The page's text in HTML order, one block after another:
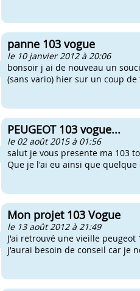
panne 103 vogue
le 10 janvier 2012 à 20:06
bonsoir j ai de nouveau un
(sans vario) hier sur un coup
PEUGEOT 103 vogue...
le 02 août 2015 à 01:56
salut je vous presente ma 103
Que je l'ai eu ainsi que
Mon projet 103 Vogue
le 13 août 2012 à 21:49
J'ai retrouvé une vieille
j'aurai besoin de conseil car je